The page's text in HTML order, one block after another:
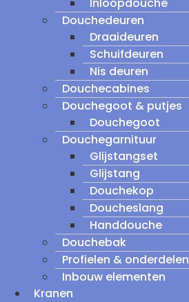
Douchedeuren
Draaideuren
Schuifdeuren
Nis deuren
Douchecabines
Douchegoot & putjes
Douchegoot
Douchegarnituur
Glijstangset
Glijstang
Douchekop
Doucheslang
Handdouche
Douchebak
Profielen & onderdelen
Inbouw elementen
Kranen